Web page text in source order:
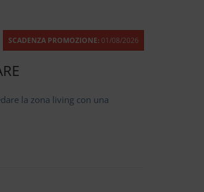
SCADENZA PROMOZIONE: 01/08/2026
la zona living con una